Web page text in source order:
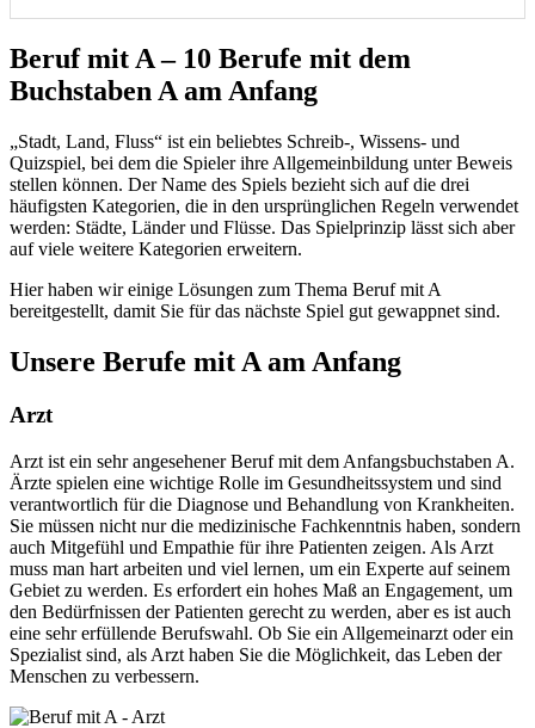
Beruf mit A – 10 Berufe mit dem
Buchstaben A am Anfang
„Stadt, Land, Fluss“ ist ein beliebtes Schreib-, Wissens- und
Quizspiel, bei dem die Spieler ihre Allgemeinbildung unter Beweis
stellen können. Der Name des Spiels bezieht sich auf die drei
häufigsten Kategorien, die in den ursprünglichen Regeln verwendet
werden: Städte, Länder und Flüsse. Das Spielprinzip lässt sich aber
auf viele weitere Kategorien erweitern.
Hier haben wir einige Lösungen zum Thema Beruf mit A
bereitgestellt, damit Sie für das nächste Spiel gut gewappnet sind.
Unsere Berufe mit A am Anfang
Arzt
Arzt ist ein sehr angesehener Beruf mit dem Anfangsbuchstaben A.
Ärzte spielen eine wichtige Rolle im Gesundheitssystem und sind
verantwortlich für die Diagnose und Behandlung von Krankheiten.
Sie müssen nicht nur die medizinische Fachkenntnis haben, sondern
auch Mitgefühl und Empathie für ihre Patienten zeigen. Als Arzt
muss man hart arbeiten und viel lernen, um ein Experte auf seinem
Gebiet zu werden. Es erfordert ein hohes Maß an Engagement, um
den Bedürfnissen der Patienten gerecht zu werden, aber es ist auch
eine sehr erfüllende Berufswahl. Ob Sie ein Allgemeinarzt oder ein
Spezialist sind, als Arzt haben Sie die Möglichkeit, das Leben der
Menschen zu verbessern.